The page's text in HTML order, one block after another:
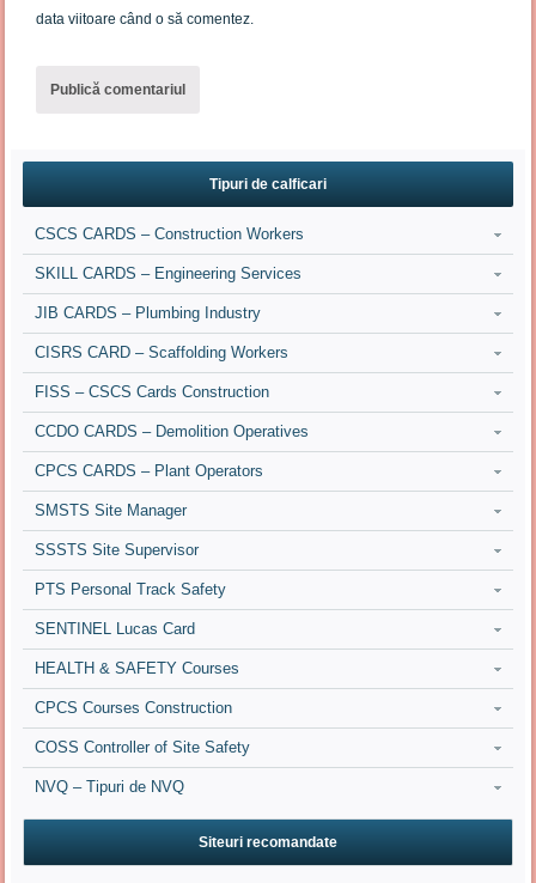
data viitoare când o să comentez.
Tipuri de calficari
CSCS CARDS – Construction Workers
SKILL CARDS – Engineering Services
JIB CARDS – Plumbing Industry
CISRS CARD – Scaffolding Workers
FISS – CSCS Cards Construction
CCDO CARDS – Demolition Operatives
CPCS CARDS – Plant Operators
SMSTS Site Manager
SSSTS Site Supervisor
PTS Personal Track Safety
SENTINEL Lucas Card
HEALTH & SAFETY Courses
CPCS Courses Construction
COSS Controller of Site Safety
NVQ – Tipuri de NVQ
Siteuri recomandate